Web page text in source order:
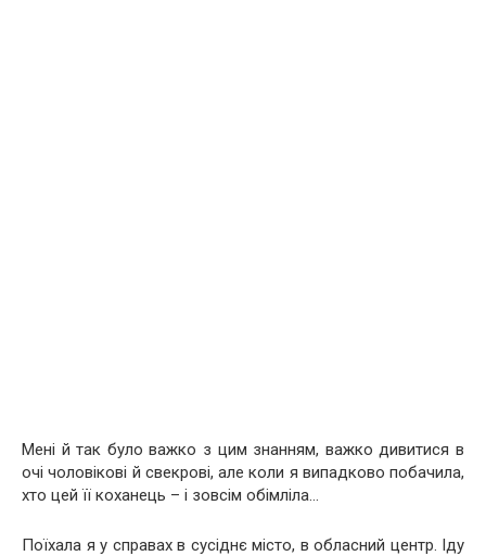
Мені й так було важко з цим знанням, важко дивитися в
очі чоловікові й свекрові, але коли я випадково побачила,
хто цей її коханець – і зовсім обімліла…
Поїхала я у справах в сусіднє місто, в обласний центр. Іду